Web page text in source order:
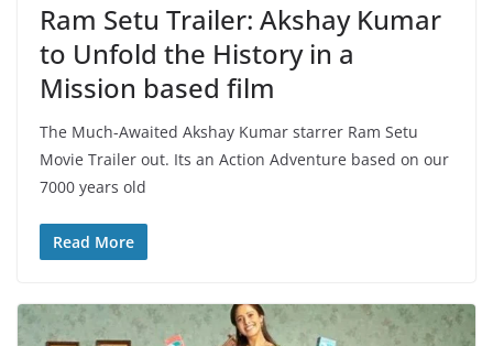
Ram Setu Trailer: Akshay Kumar
to Unfold the History in a
Mission based film
The Much-Awaited Akshay Kumar starrer Ram Setu
Movie Trailer out. Its an Action Adventure based on our
7000 years old
Read More